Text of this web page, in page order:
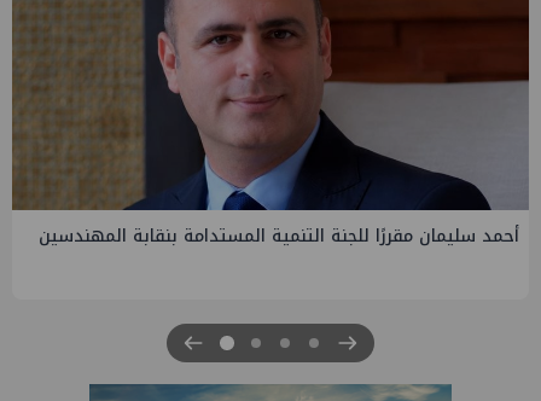
أحمد سليمان مقررًا للجنة التنمية المستدامة بنقابة المهندسين